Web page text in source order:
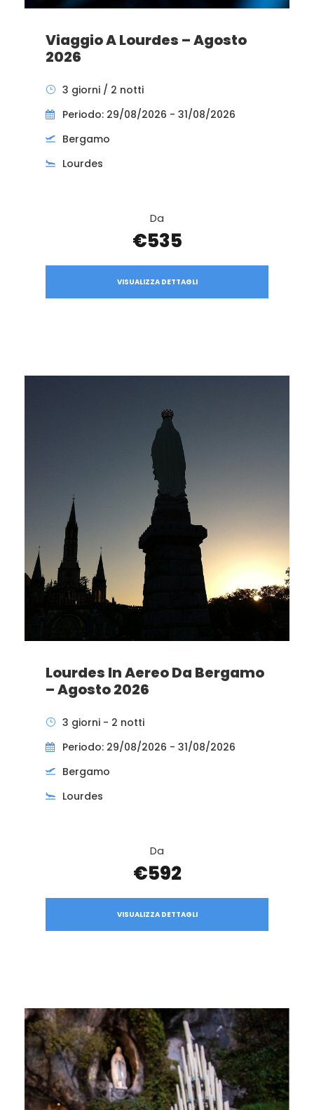
Viaggio A Lourdes – Agosto
2026
3 giorni / 2 notti
Periodo: 29/08/2026 - 31/08/2026
Bergamo
Lourdes
Da
€535
VISUALIZZA DETTAGLI
Lourdes In Aereo Da Bergamo
– Agosto 2026
3 giorni - 2 notti
Periodo: 29/08/2026 - 31/08/2026
Bergamo
Lourdes
Da
€592
VISUALIZZA DETTAGLI